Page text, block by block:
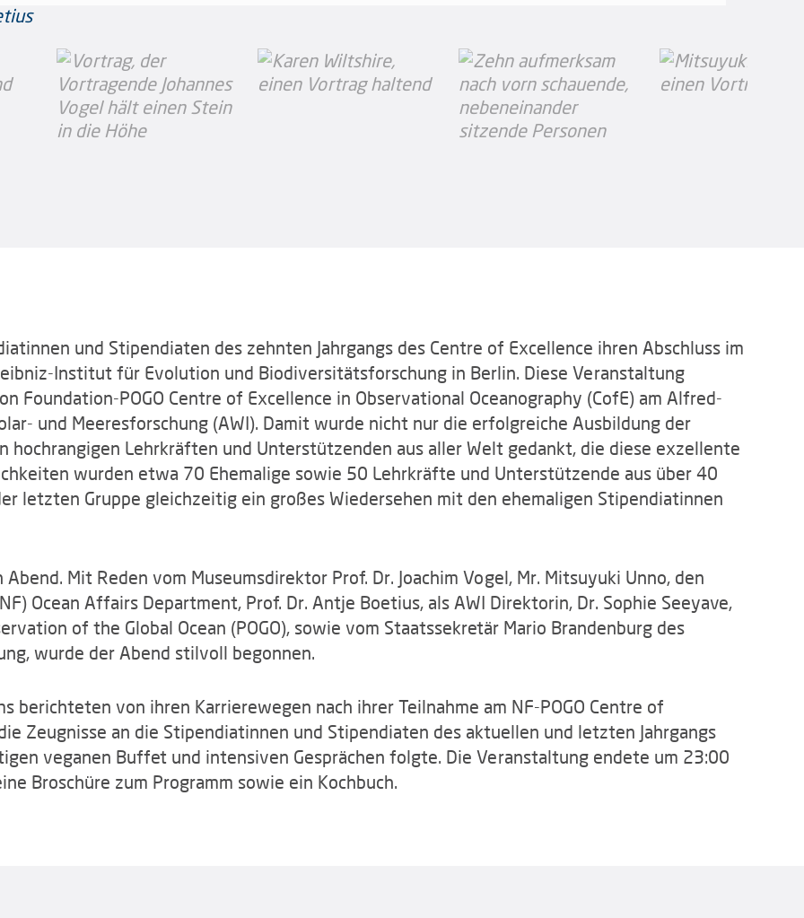
und Stipendiaten des zehnten Jahrgangs des Centre of Excellence ihren Abschluss im
Institut für Evolution und Biodiversitätsforschung in Berlin. Diese Veranstaltung
Foundation-POGO Centre of Excellence in Observational Oceanography (CofE) am Alfred-
und Meeresforschung (AWI). Damit wurde nicht nur die erfolgreiche Ausbildung der
hochrangigen Lehrkräften und Unterstützenden aus aller Welt gedankt, die diese exzellente
wurden etwa 70 Ehemalige sowie 50 Lehrkräfte und Unterstützende aus über 40
letzten Gruppe gleichzeitig ein großes Wiedersehen mit den ehemaligen Stipendiatinnen
Mit Reden vom Museumsdirektor Prof. Dr. Joachim Vogel, Mr. Mitsuyuki Unno, den
Ocean Affairs Department, Prof. Dr. Antje Boetius, als AWI Direktorin, Dr. Sophie Seeyave,
of the Global Ocean (POGO), sowie vom Staatssekretär Mario Brandenburg des
wurde der Abend stilvoll begonnen.
berichteten von ihren Karrierewegen nach ihrer Teilnahme am NF-POGO Centre of
Zeugnisse an die Stipendiatinnen und Stipendiaten des aktuellen und letzten Jahrgangs
veganen Buffet und intensiven Gesprächen folgte. Die Veranstaltung endete um 23:00
Broschüre zum Programm sowie ein Kochbuch.